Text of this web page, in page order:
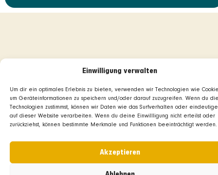
Einwilligung verwalten
Um dir ein optimales Erlebnis zu bieten, verwenden wir Technologien wie
um Geräteinformationen zu speichern und/oder darauf zuzugreifen. Wenn du
Technologien zustimmst, können wir Daten wie das Surfverhalten oder eindeutige
auf dieser Website verarbeiten. Wenn du deine Einwillligung nicht erteilst oder
zurückziehst, können bestimmte Merkmale und Funktionen beeinträchtigt werden.
Akzeptieren